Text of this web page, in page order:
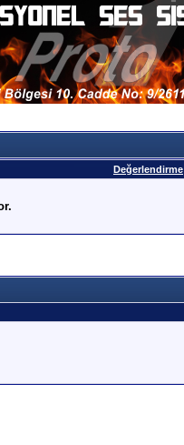
Değerlendirme